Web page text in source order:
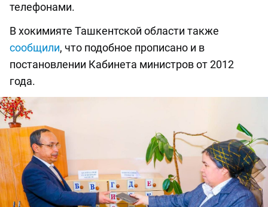
телефонами.
В хокимияте Ташкентской области также
сообщили, что подобное прописано и в
постановлении Кабинета министров от 2012
года.